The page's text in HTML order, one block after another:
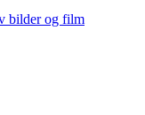
bilder og film